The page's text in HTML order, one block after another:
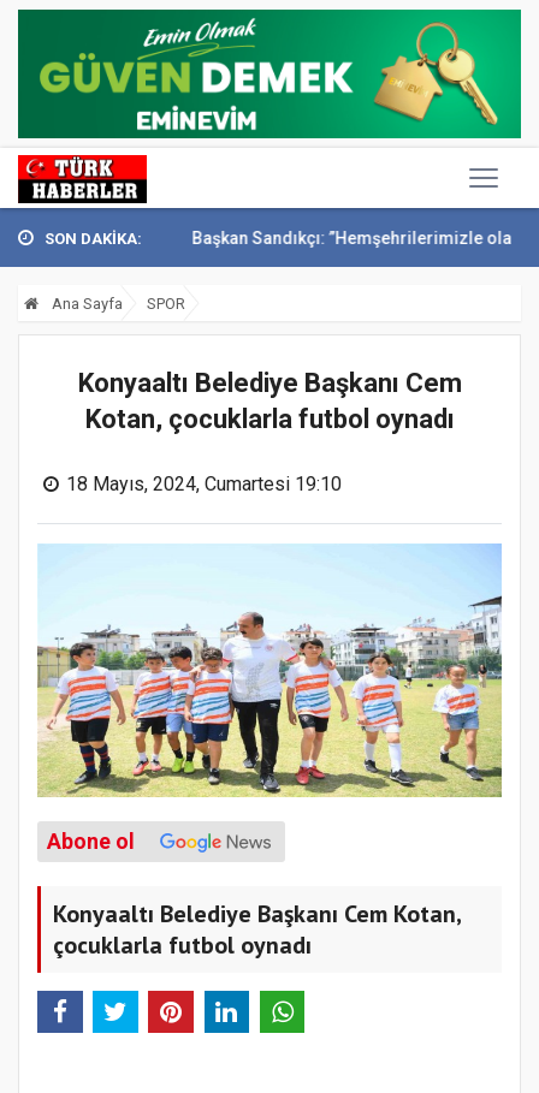
SON DAKİKA:
anıldı Başkan Sandıkçı: ”Hemşehrilerimizle olan güçl...
Ana Sayfa SPOR
Konyaaltı Belediye Başkanı Cem
Kotan, çocuklarla futbol oynadı
18 Mayıs, 2024, Cumartesi 19:10
Abone ol
Konyaaltı Belediye Başkanı Cem Kotan,
çocuklarla futbol oynadı